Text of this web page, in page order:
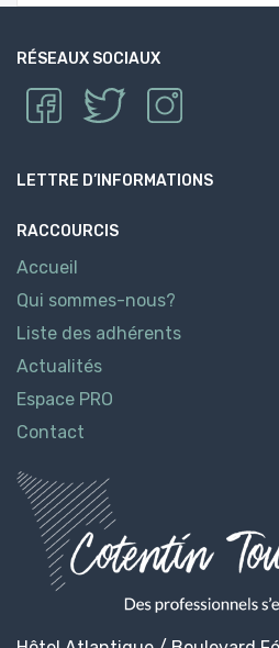
RÉSEAUX SOCIAUX
LETTRE D’INFORMATIONS
RACCOURCIS
Accueil
Qui sommes-nous?
Liste des adhérents
Actualités
Espace PRO
Contact